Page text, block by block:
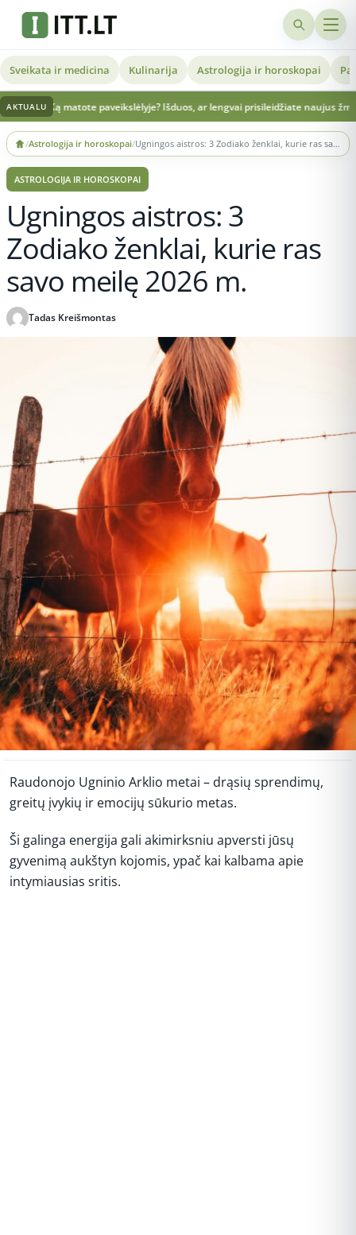
Sveikata ir medicina Kulinarija Astrologija ir horoskopai
AKTUALUpaveikslėlyje? Išduos, ar lengvai prisileidžiate naujus žmonesPrabilo
Skip
to
content
/Astrologija ir horoskopai/ Ugningos aistros: 3 Zodiako ženklai, kurie ras savo meilę 2026 m.
ASTROLOGIJA IR HOROSKOPAI
Ugningos aistros: 3
Zodiako ženklai, kurie ras
savo meilę 2026 m.
Tadas Kreišmontas
Raudonojo Ugninio Arklio metai – drąsių sprendimų,
greitų įvykių ir emocijų sūkurio metas.
Ši galinga energija gali akimirksniu apversti jūsų
gyvenimą aukštyn kojomis, ypač kai kalbama apie
intymiausias sritis.